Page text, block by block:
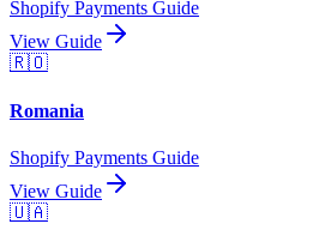
Shopify Payments Guide
View Guide
🇷🇴
Romania
Shopify Payments Guide
View Guide
🇺🇦